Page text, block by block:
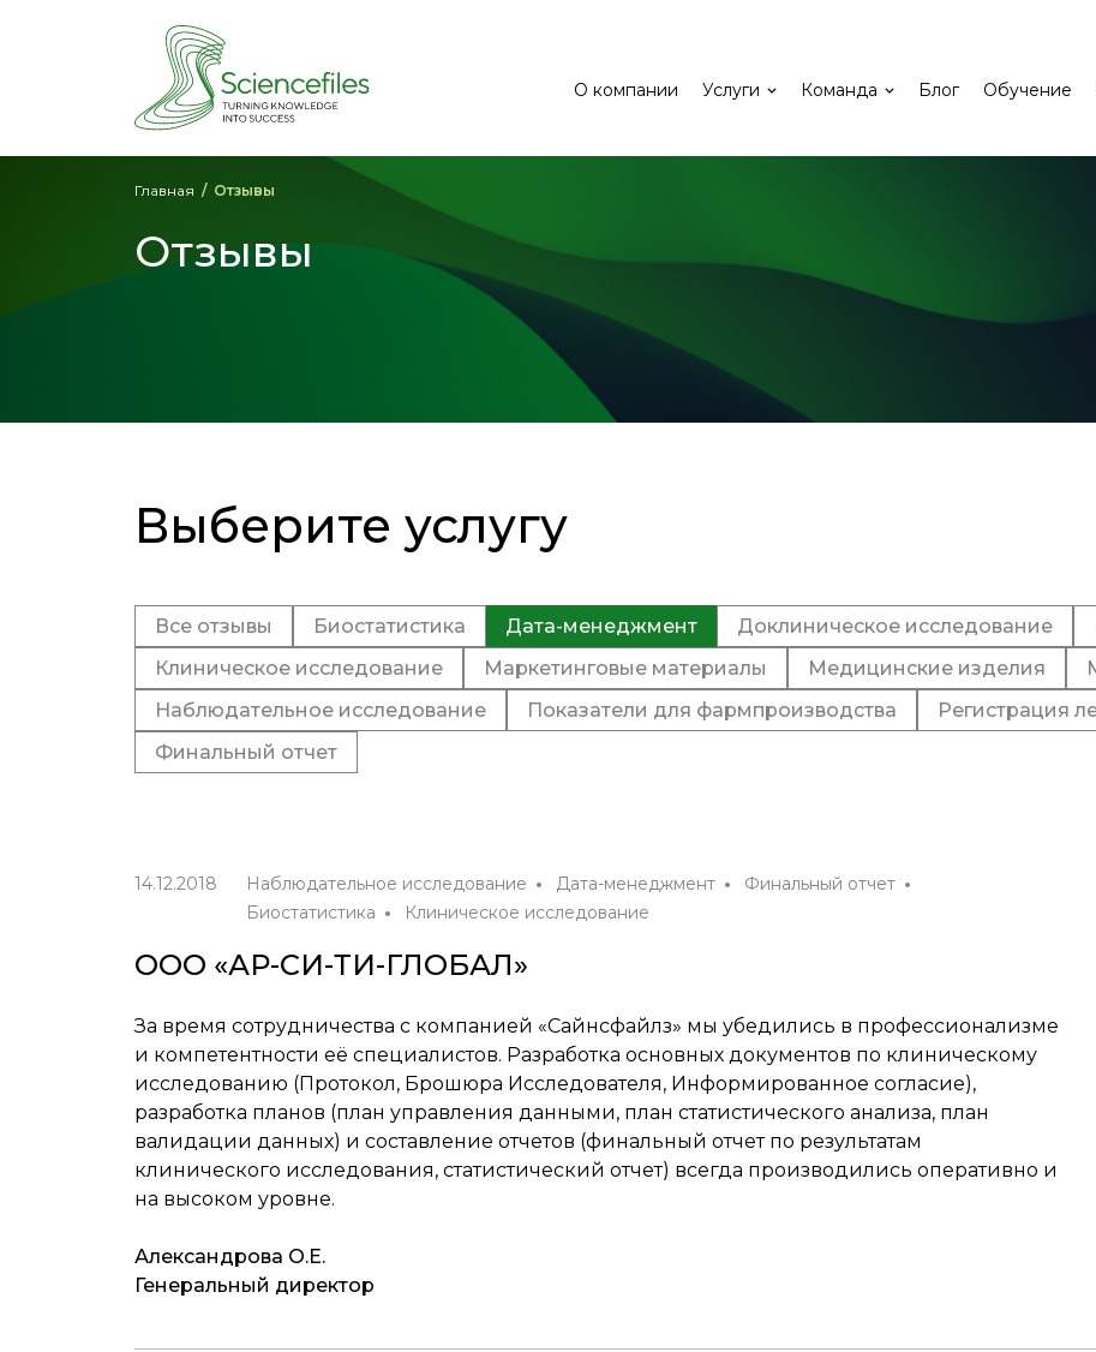
О компании Услуги Команда Блог Обучение
Главная Отзывы
Отзывы
Выберите услугу
Все отзывы Биостатистика Дата-менеджмент Доклиническое исследование
Клиническое исследование
Маркетинговые материалы Медицинские изделия
Наблюдательное исследование
Показатели для фармпроизводства Регистрация
Финальный отчет
14.12.2018 Наблюдательное исследование Дата-менеджмент
Финальный отчет
Биостатистика
Клиническое исследование
ООО «АР-СИ-ТИ-ГЛОБАЛ»
За время сотрудничества с компанией «Сайнсфайлз» мы убедились в профессионализме
и компетентности её специалистов. Разработка основных документов по клиническому
исследованию (Протокол, Брошюра Исследователя, Информированное согласие),
разработка планов (план управления данными, план статистического анализа, план
валидации данных) и составление отчетов (финальный отчет по результатам
клинического исследования, статистический отчет) всегда производились оперативно и
на высоком уровне.
Александрова О.Е.
Генеральный директор